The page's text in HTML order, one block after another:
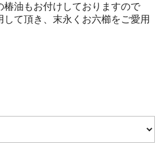
椿油もお付けしておりますので
して頂き、末永くお六櫛をご愛用